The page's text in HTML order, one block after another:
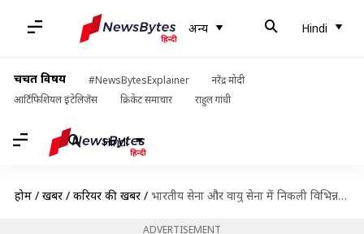
अन्य Hindi
चर्चित विषय #NewsBytesExplainer
नरेंद्र मोदी
आर्टिफिशियल इंटेलिजेंस
क्रिकेट समाचार राहुल गांधी
Hindi
होम / खबरें / करियर की खबरें / भारतीय सेना और वायु सेना में निकली विभिन्न पदों पर भर्ती, ऐसे करें आवेदन
ADVERTISEMENT